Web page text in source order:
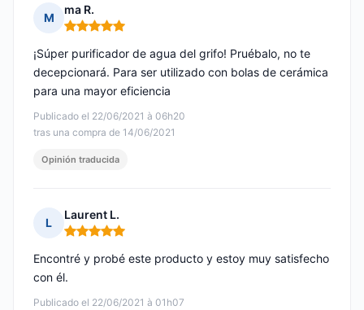
M
ma R.
Nota: 5 de 5
Publicado el 22/06/2021 à 06h20
tras una compra de 14/06/2021
¡Súper purificador de agua del grifo! Pruébalo, no te
decepcionará. Para ser utilizado con bolas de cerámica
para una mayor eficiencia
Opinión traducida
L
Laurent L.
Nota: 5 de 5
Publicado el 22/06/2021 à 01h07
Encontré y probé este producto y estoy muy satisfecho
con él.